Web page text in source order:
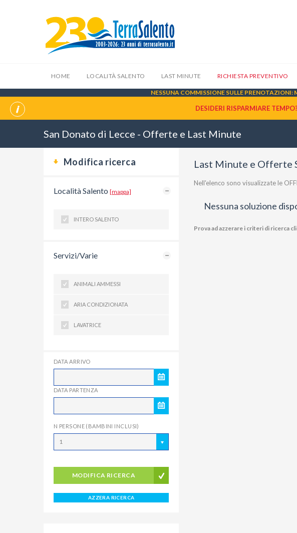
HOME LOCALITÀ SALENTO LAST MINUTE RICHIESTA PREVENTIVO
NESSUNA COMMISSIONE SULLE
DESIDERI RISPARMIARE
San Donato di Lecce - Offerte e Last Minute
Modifica ricerca
Località Salento [mappa]
INTERO SALENTO
Servizi/Varie
ANIMALI AMMESSI
ARIA CONDIZIONATA
LAVATRICE
DATA ARRIVO
DATA PARTENZA
N PERSONE (BAMBINI INCLUSI)
1
MODIFICA RICERCA
AZZERA RICERCA
Last Minute e Offerte
Nell'elenco sono visualizzate le
Nessuna soluzione
Prova ad azzerare i criteri di ricerca